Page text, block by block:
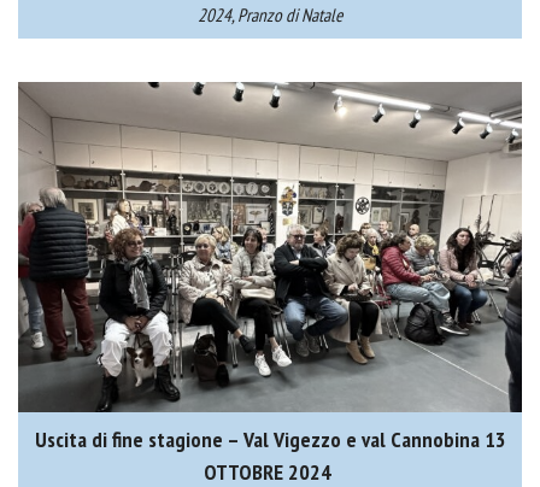
2024, Pranzo di Natale
Uscita di fine stagione – Val Vigezzo e val Cannobina 13
OTTOBRE 2024